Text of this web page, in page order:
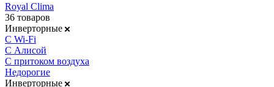
Royal Clima
36 товаров
Инверторные
С Wi-Fi
С Алисой
С притоком воздуха
Недорогие
Инверторные